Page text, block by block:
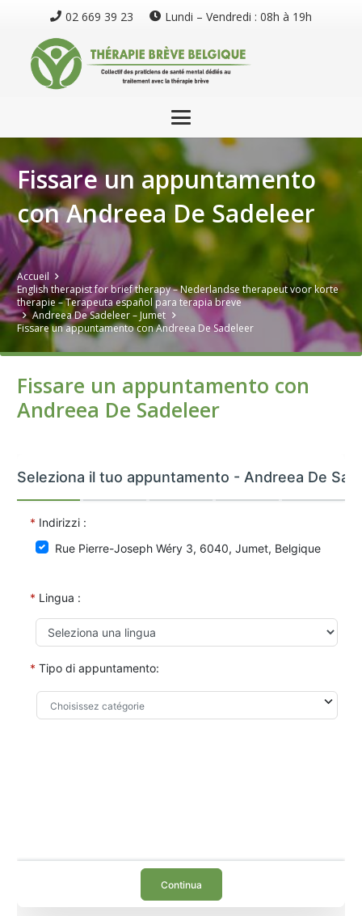
02 669 39 23 Lundi – Vendredi : 08h à 19h
Fissare un appuntamento
con Andreea De Sadeleer
Accueil
English therapist for brief therapy – Nederlandse therapeut voor korte
therapie – Terapeuta español para terapia breve
Andreea De Sadeleer – Jumet
Fissare un appuntamento con Andreea De Sadeleer
Fissare un appuntamento con
Andreea De Sadeleer